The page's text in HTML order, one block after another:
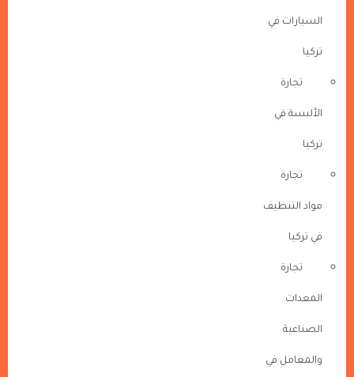
السيارات في
تركيا
تجارة
الألبسة في
تركيا
تجارة
مواد التنظيف
في تركيا
تجارة
المعدات
الصناعية
والمعامل في